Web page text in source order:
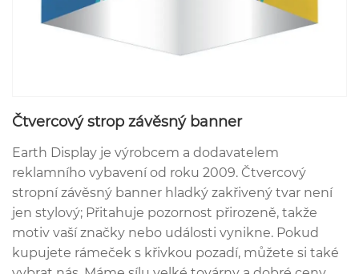
Čtvercový strop závěsný banner
Earth Display je výrobcem a dodavatelem
reklamního vybavení od roku 2009. Čtvercový
stropní závěsný banner hladký zakřivený tvar není
jen stylový; Přitahuje pozornost přirozeně, takže
motiv vaší značky nebo události vynikne. Pokud
kupujete rámeček s křivkou pozadí, můžete si také